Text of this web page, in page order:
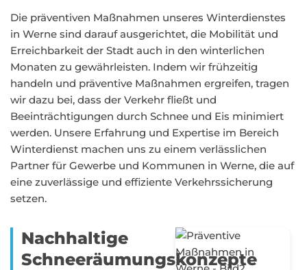
Die präventiven Maßnahmen unseres Winterdienstes
in Werne sind darauf ausgerichtet, die Mobilität und
Erreichbarkeit der Stadt auch in den winterlichen
Monaten zu gewährleisten. Indem wir frühzeitig
handeln und präventive Maßnahmen ergreifen, tragen
wir dazu bei, dass der Verkehr fließt und
Beeinträchtigungen durch Schnee und Eis minimiert
werden. Unsere Erfahrung und Expertise im Bereich
Winterdienst machen uns zu einem verlässlichen
Partner für Gewerbe und Kommunen in Werne, die auf
eine zuverlässige und effiziente Verkehrssicherung
setzen.
Nachhaltige
Schneeräumungskonzepte